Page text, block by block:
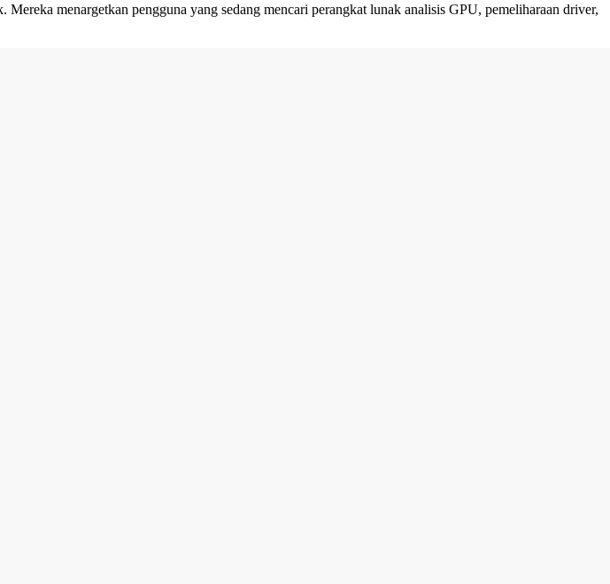
menargetkan pengguna yang sedang mencari perangkat lunak analisis GPU, pemeliharaan driver,